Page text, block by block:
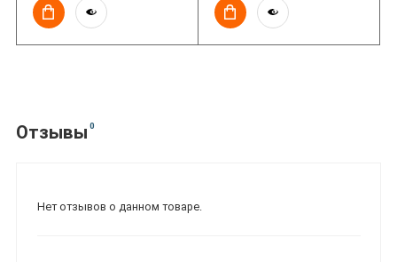
Отзывы 0
Нет отзывов о данном товаре.